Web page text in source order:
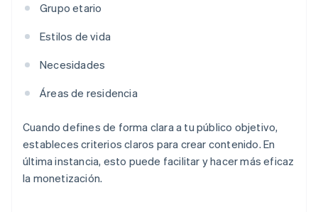
Grupo etario
Estilos de vida
Necesidades
Áreas de residencia
Cuando defines de forma clara a tu público objetivo,
estableces criterios claros para crear contenido. En
última instancia, esto puede facilitar y hacer más eficaz
la monetización.